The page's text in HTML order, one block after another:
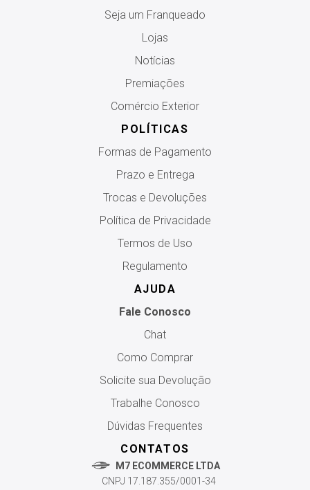
Seja um Franqueado
Lojas
Notícias
Premiações
Comércio Exterior
POLÍTICAS
Formas de Pagamento
Prazo e Entrega
Trocas e Devoluções
Política de Privacidade
Termos de Uso
Regulamento
AJUDA
Fale Conosco
Chat
Como Comprar
Solicite sua Devolução
Trabalhe Conosco
Dúvidas Frequentes
CONTATOS
M7 ECOMMERCE LTDA
CNPJ 17.187.355/0001-34